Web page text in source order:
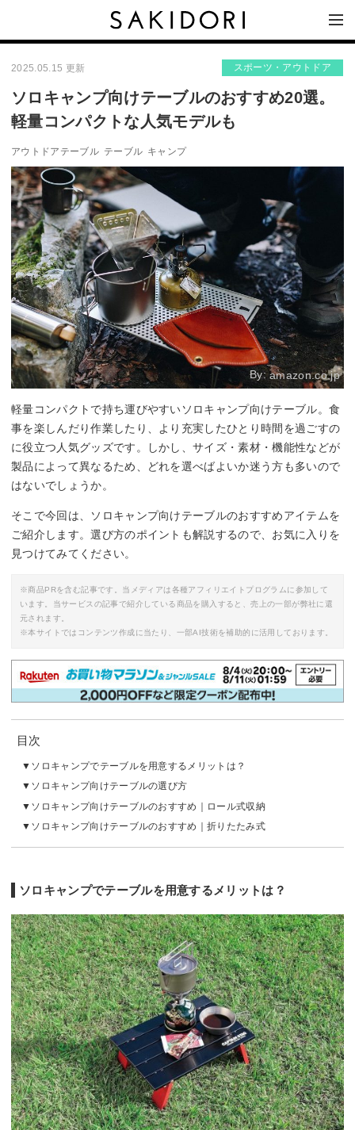
2025.05.15 更新 スポーツ・アウトドア
ソロキャンプ向けテーブルのおすすめ20選。
軽量コンパクトな人気モデルも
アウトドアテーブル テーブル キャンプ
By:amazon.co.jp
軽量コンパクトで持ち運びやすいソロキャンプ向けテーブル。食
事を楽しんだり作業したり、より充実したひとり時間を過ごすの
に役立つ人気グッズです。しかし、サイズ・素材・機能性などが
製品によって異なるため、どれを選べばよいか迷う方も多いので
はないでしょうか。
そこで今回は、ソロキャンプ向けテーブルのおすすめアイテムを
ご紹介します。選び方のポイントも解説するので、お気に入りを
見つけてみてください。
※商品PRを含む記事です。当メディアは各種アフィリエイトプログラムに参加して
います。当サービスの記事で紹介している商品を購入すると、売上の一部が弊社に還
元されます。
※本サイトではコンテンツ作成に当たり、一部AI技術を補助的に活用しております。
目次
ソロキャンプでテーブルを用意するメリットは？
ソロキャンプ向けテーブルの選び方
ソロキャンプ向けテーブルのおすすめ｜ロール式収納
ソロキャンプ向けテーブルのおすすめ｜折りたたみ式
ソロキャンプでテーブルを用意するメリットは？